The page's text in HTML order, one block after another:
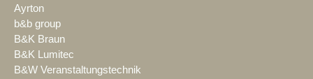
Ayrton
b&b group
B&K Braun
B&K Lumitec
B&W Veranstaltungstechnik